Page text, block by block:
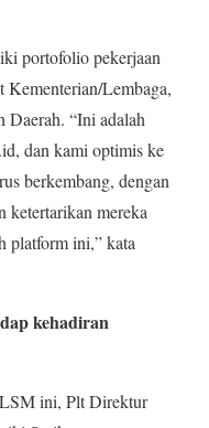
portofolio pekerjaan
Lembaga,
Daerah. “Ini adalah
dan kami optimis ke
berkembang, dengan
ketertarikan mereka
platform ini,” kata
kehadiran
ini, Plt Direktur